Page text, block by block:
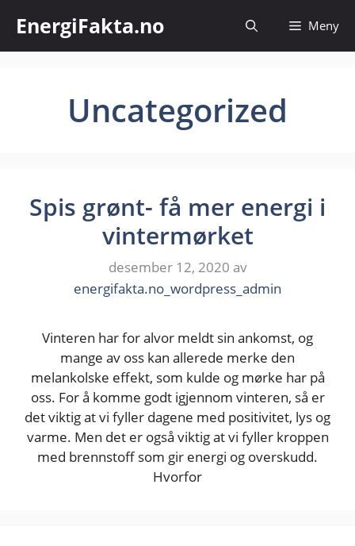
innhold
EnergiFakta.no Meny
Uncategorized
Spis grønt- få mer energi i
vintermørket
desember 12, 2020 av
energifakta.no_wordpress_admin
Vinteren har for alvor meldt sin ankomst, og
mange av oss kan allerede merke den
melankolske effekt, som kulde og mørke har på
oss. For å komme godt igjennom vinteren, så er
det viktig at vi fyller dagene med positivitet, lys og
varme. Men det er også viktig at vi fyller kroppen
med brennstoff som gir energi og overskudd.
Hvorfor